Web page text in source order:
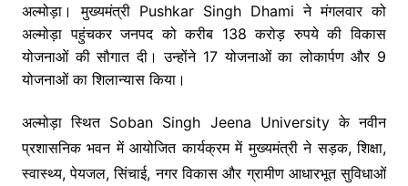
अल्मोड़ा। मुख्यमंत्री Pushkar Singh Dhami ने मंगलवार को
अल्मोड़ा पहुंचकर जनपद को करीब 138 करोड़ रुपये की विकास
योजनाओं की सौगात दी। उन्होंने 17 योजनाओं का लोकार्पण और 9
योजनाओं का शिलान्यास किया।
अल्मोड़ा स्थित Soban Singh Jeena Universityके नवीन
प्रशासनिक भवन में आयोजित कार्यक्रम में मुख्यमंत्री ने सड़क, शिक्षा,
स्वास्थ्य, पेयजल, सिंचाई, नगर विकास और ग्रामीण आधारभूत सुविधाओं